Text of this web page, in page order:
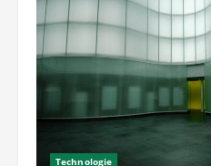
Technologie